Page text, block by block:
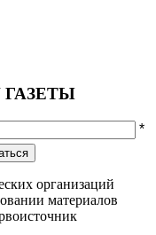
*
организаций
материалов